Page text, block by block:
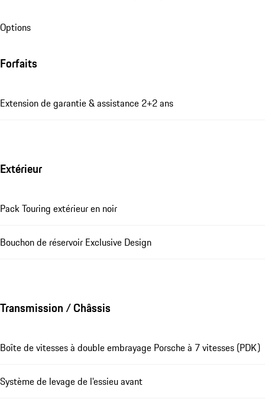
Options
Forfaits
Extension de garantie & assistance 2+2 ans
Extérieur
Pack Touring extérieur en noir
Bouchon de réservoir Exclusive Design
Transmission / Châssis
Boîte de vitesses à double embrayage Porsche à 7 vitesses (PDK)
Système de levage de l'essieu avant